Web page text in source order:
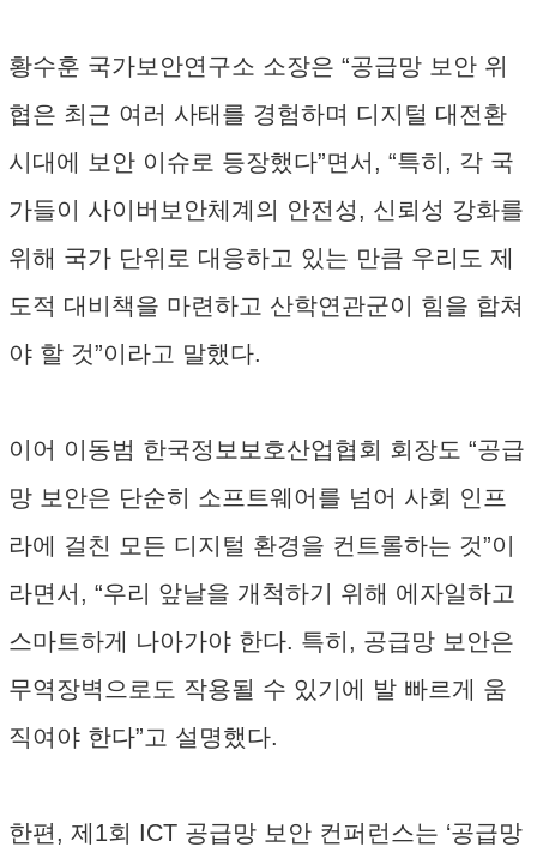
황수훈 국가보안연구소 소장은 “공급망 보안 위
협은 최근 여러 사태를 경험하며 디지털 대전환
시대에 보안 이슈로 등장했다”면서, “특히, 각 국
가들이 사이버보안체계의 안전성, 신뢰성 강화를
위해 국가 단위로 대응하고 있는 만큼 우리도 제
도적 대비책을 마련하고 산학연관군이 힘을 합쳐
야 할 것”이라고 말했다.
이어 이동범 한국정보보호산업협회 회장도 “공급
망 보안은 단순히 소프트웨어를 넘어 사회 인프
라에 걸친 모든 디지털 환경을 컨트롤하는 것”이
라면서, “우리 앞날을 개척하기 위해 에자일하고
스마트하게 나아가야 한다. 특히, 공급망 보안은
무역장벽으로도 작용될 수 있기에 발 빠르게 움
직여야 한다”고 설명했다.
한편, 제1회 ICT 공급망 보안 컨퍼런스는 ‘공급망